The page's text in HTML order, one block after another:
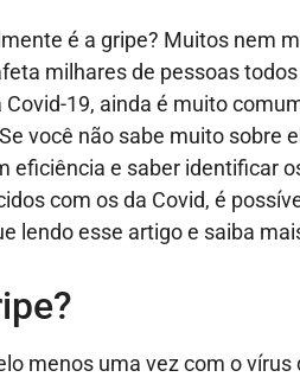
é a gripe? Muitos nem
milhares de pessoas
19, ainda é muito
você não sabe muito sobre
eficiência e saber identificar
com os da Covid, é
lendo esse artigo e saiba
menos uma vez com o vírus